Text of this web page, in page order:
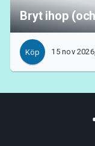
Bryt ihop
Köp 15 nov